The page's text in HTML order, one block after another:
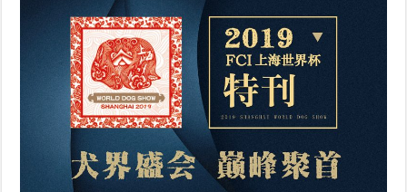
犬
展
牧
羊
BIG
比
赛
频
143rd
Annual